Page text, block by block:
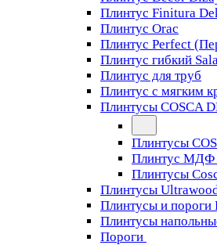
Плинтус Finitura
Плинтус Orac
Плинтус Perfect
Плинтус гибкий
Плинтус для труб
Плинтус с мягким
Плинтусы COSCA
Плинтусы
Плинтус МДФ
Плинтусы
Плинтусы
Плинтусы и пороги
Плинтусы
Пороги